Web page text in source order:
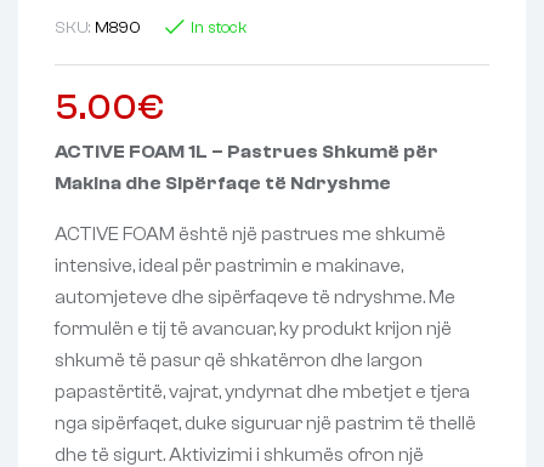
SKU: M890 In stock
5.00€
ACTIVE FOAM 1L – Pastrues Shkumë për
Makina dhe Sipërfaqe të Ndryshme
ACTIVE FOAM është një pastrues me shkumë
intensive, ideal për pastrimin e makinave,
automjeteve dhe sipërfaqeve të ndryshme. Me
formulën e tij të avancuar, ky produkt krijon një
shkumë të pasur që shkatërron dhe largon
papastërtitë, vajrat, yndyrnat dhe mbetjet e tjera
nga sipërfaqet, duke siguruar një pastrim të thellë
dhe të sigurt. Aktivizimi i shkumës ofron një